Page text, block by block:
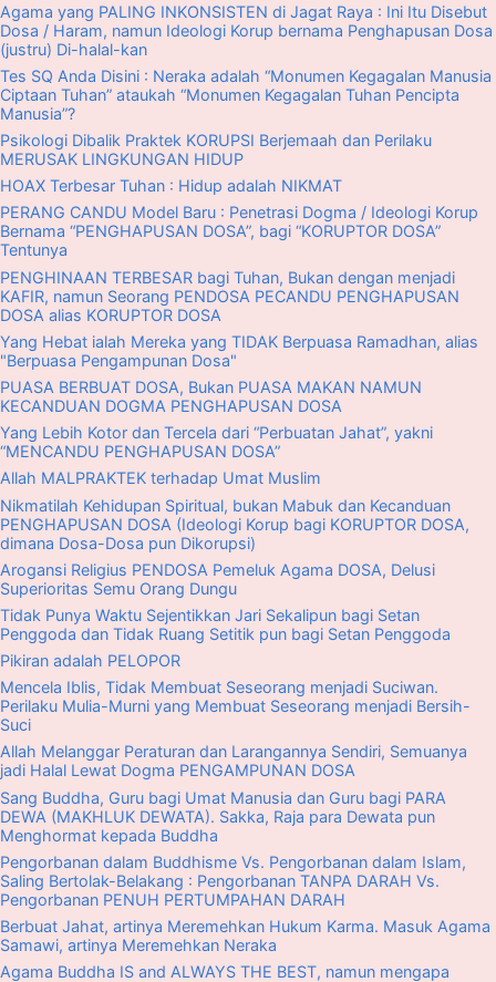
Agama yang PALING INKONSISTEN di Jagat Raya : Ini Itu Disebut
Dosa / Haram, namun Ideologi Korup bernama Penghapusan Dosa
(justru) Di-halal-kan
Tes SQ Anda Disini : Neraka adalah “Monumen Kegagalan Manusia
Ciptaan Tuhan” ataukah “Monumen Kegagalan Tuhan Pencipta
Manusia”?
Psikologi Dibalik Praktek KORUPSI Berjemaah dan Perilaku
MERUSAK LINGKUNGAN HIDUP
HOAX Terbesar Tuhan : Hidup adalah NIKMAT
PERANG CANDU Model Baru : Penetrasi Dogma / Ideologi Korup
Bernama “PENGHAPUSAN DOSA”, bagi “KORUPTOR DOSA”
Tentunya
PENGHINAAN TERBESAR bagi Tuhan, Bukan dengan menjadi
KAFIR, namun Seorang PENDOSA PECANDU PENGHAPUSAN
DOSA alias KORUPTOR DOSA
Yang Hebat ialah Mereka yang TIDAK Berpuasa Ramadhan, alias
"Berpuasa Pengampunan Dosa"
PUASA BERBUAT DOSA, Bukan PUASA MAKAN NAMUN
KECANDUAN DOGMA PENGHAPUSAN DOSA
Yang Lebih Kotor dan Tercela dari “Perbuatan Jahat”, yakni
“MENCANDU PENGHAPUSAN DOSA”
Allah MALPRAKTEK terhadap Umat Muslim
Nikmatilah Kehidupan Spiritual, bukan Mabuk dan Kecanduan
PENGHAPUSAN DOSA (Ideologi Korup bagi KORUPTOR DOSA,
dimana Dosa-Dosa pun Dikorupsi)
Arogansi Religius PENDOSA Pemeluk Agama DOSA, Delusi
Superioritas Semu Orang Dungu
Tidak Punya Waktu Sejentikkan Jari Sekalipun bagi Setan
Penggoda dan Tidak Ruang Setitik pun bagi Setan Penggoda
Pikiran adalah PELOPOR
Mencela Iblis, Tidak Membuat Seseorang menjadi Suciwan.
Perilaku Mulia-Murni yang Membuat Seseorang menjadi Bersih-
Suci
Allah Melanggar Peraturan dan Larangannya Sendiri, Semuanya
jadi Halal Lewat Dogma PENGAMPUNAN DOSA
Sang Buddha, Guru bagi Umat Manusia dan Guru bagi PARA
DEWA (MAKHLUK DEWATA). Sakka, Raja para Dewata pun
Menghormat kepada Buddha
Pengorbanan dalam Buddhisme Vs. Pengorbanan dalam Islam,
Saling Bertolak-Belakang : Pengorbanan TANPA DARAH Vs.
Pengorbanan PENUH PERTUMPAHAN DARAH
Berbuat Jahat, artinya Meremehkan Hukum Karma. Masuk Agama
Samawi, artinya Meremehkan Neraka
Agama Buddha IS and ALWAYS THE BEST, namun mengapa